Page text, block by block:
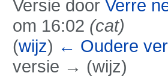
Versie door Verre
om 16:02 (cat)
(wijz) ← Oudere
versie → (wijz)